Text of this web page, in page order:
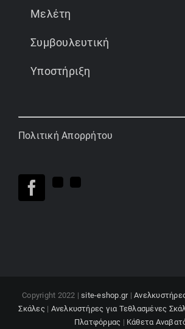
Μελέτη
Συμβουλευτική
Υποστήριξη
Πολιτική Απορρήτου
Copyright 2022 |site-eshop.gr|
Σκάλες | Ανελκυστήρες για Τεθλασμένες
Πλατφόρμας | Κάθετα